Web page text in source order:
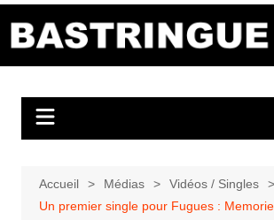
Accueil Médias
Vidéos / Singles
Un premier single pour Fugues :